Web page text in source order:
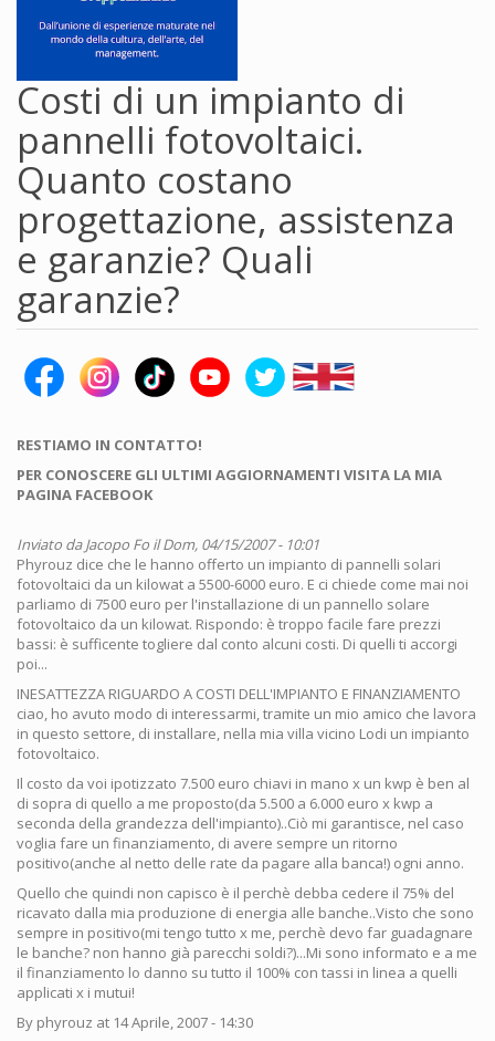
Costi di un impianto di
pannelli fotovoltaici.
Quanto costano
progettazione, assistenza
e garanzie? Quali
garanzie?
RESTIAMO IN CONTATTO!
PER CONOSCERE GLI ULTIMI AGGIORNAMENTI VISITA LA MIA
PAGINA FACEBOOK
Inviato daJacopo Fo il Dom, 04/15/2007 - 10:01
Phyrouz dice che le hanno offerto un impianto di pannelli solari
fotovoltaici da un kilowat a 5500-6000 euro. E ci chiede come mai noi
parliamo di 7500 euro per l'installazione di un pannello solare
fotovoltaico da un kilowat. Rispondo: è troppo facile fare prezzi
bassi: è sufficente togliere dal conto alcuni costi. Di quelli ti accorgi
poi...
INESATTEZZA RIGUARDO A COSTI DELL'IMPIANTO E FINANZIAMENTO
ciao, ho avuto modo di interessarmi, tramite un mio amico che lavora
in questo settore, di installare, nella mia villa vicino Lodi un impianto
fotovoltaico.
Il costo da voi ipotizzato 7.500 euro chiavi in mano x un kwp è ben al
di sopra di quello a me proposto(da 5.500 a 6.000 euro x kwp a
seconda della grandezza dell'impianto)..Ciò mi garantisce, nel caso
voglia fare un finanziamento, di avere sempre un ritorno
positivo(anche al netto delle rate da pagare alla banca!) ogni anno.
Quello che quindi non capisco è il perchè debba cedere il 75% del
ricavato dalla mia produzione di energia alle banche..Visto che sono
sempre in positivo(mi tengo tutto x me, perchè devo far guadagnare
le banche? non hanno già parecchi soldi?)...Mi sono informato e a me
il finanziamento lo danno su tutto il 100% con tassi in linea a quelli
applicati x i mutui!
By phyrouz at 14 Aprile, 2007 - 14:30